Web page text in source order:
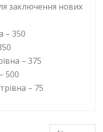
заключення нових
– 350
– 375
500
– 75